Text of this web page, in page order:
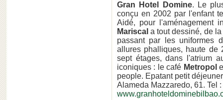
Gran Hotel Domine. Le
conçu en 2002 par l'enfant
Aidé, pour l'aménagement
Mariscal a tout dessiné, de
passant par les uniformes
allures phalliques, haute de
sept étages, dans l'atrium
iconiques : le café Metropol
people. Epatant petit
Alameda Mazzaredo, 61. Tel